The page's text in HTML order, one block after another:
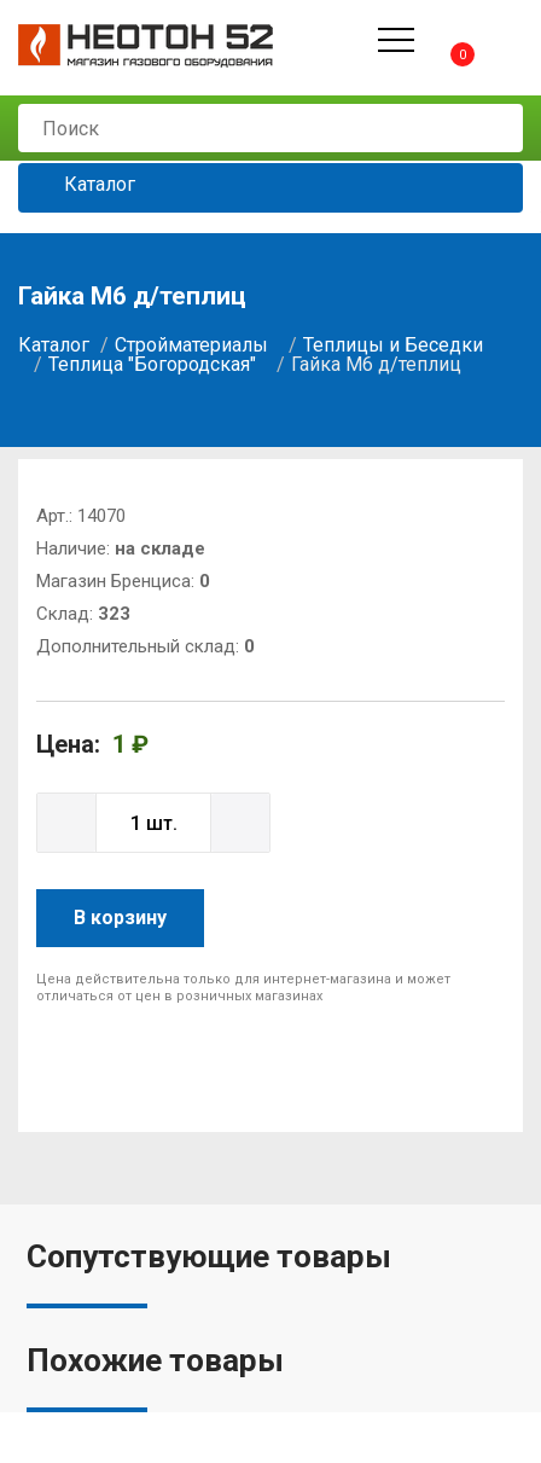
0
Каталог
Гайка М6 д/теплиц
Каталог Стройматериалы
Теплицы и Беседки
Теплица "Богородская"
Гайка М6 д/теплиц
Арт.: 14070
Наличие: на складе
Магазин Бренциса: 0
Cклад: 323
Дополнительный склад: 0
Цена: 1 ₽
В корзину
Цена действительна только для интернет-магазина и может
отличаться от цен в розничных магазинах
Сопутствующие товары
Похожие товары